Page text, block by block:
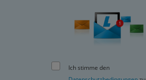
Ich stimme den